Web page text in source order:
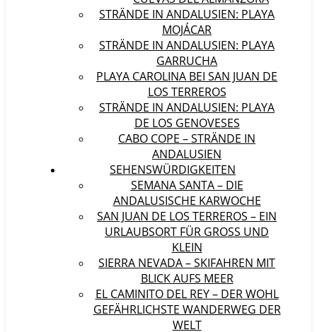
STRÄNDE IN ANDALUSIEN: PLAYA
MOJÁCAR
STRÄNDE IN ANDALUSIEN: PLAYA
GARRUCHA
PLAYA CAROLINA BEI SAN JUAN DE
LOS TERREROS
STRÄNDE IN ANDALUSIEN: PLAYA
DE LOS GENOVESES
CABO COPE – STRÄNDE IN
ANDALUSIEN
SEHENSWÜRDIGKEITEN
SEMANA SANTA – DIE
ANDALUSISCHE KARWOCHE
SAN JUAN DE LOS TERREROS – EIN
URLAUBSORT FÜR GROSS UND K
LEIN
SIERRA NEVADA – SKIFAHREN MIT
BLICK AUFS MEER
EL CAMINITO DEL REY – DER WOHL
GEFÄHRLICHSTE WANDERWEG DER
WELT